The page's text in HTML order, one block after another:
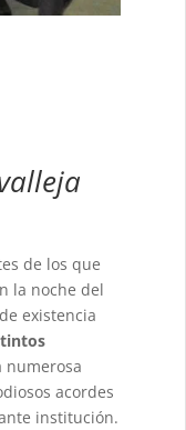
de los que
la noche del
existencia
numerosa
acordes
institución.